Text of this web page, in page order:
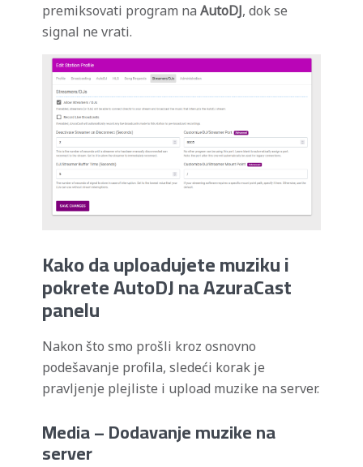
premiksovati program na AutoDJ, dok se
signal ne vrati.
Kako da uploadujete muziku i
pokrete AutoDJ na AzuraCast
panelu
Nakon što smo prošli kroz osnovno
podešavanje profila, sledeći korak je
pravljenje plejliste i upload muzike na server.
Media– Dodavanje muzike na
server